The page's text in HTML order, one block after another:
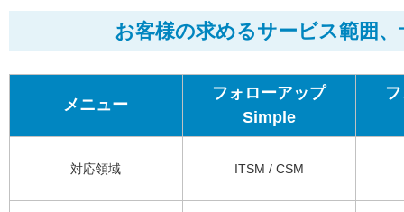
お客様の求めるサービス範囲
メニュー
フォローアップ
Simple
対応領域 ITSM / CSM